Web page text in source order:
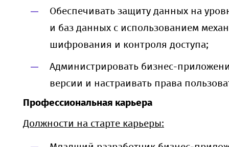
Обеспечивать защиту данных на
и баз данных с использованием
шифрования и контроля доступа;
Администрировать бизнес-
версии и настраивать права
Профессиональная карьера
Должности на старте карьеры: